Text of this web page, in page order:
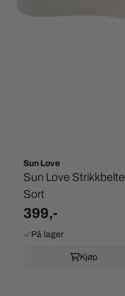
Sun Love
Sun Love Strikkbelte
Sort
399,-
På lager
Kjøp